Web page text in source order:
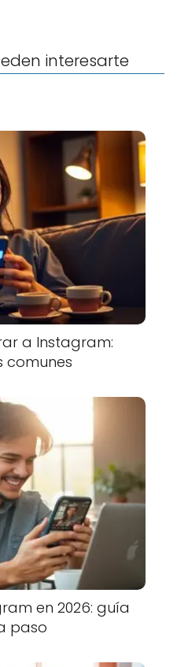
interesarte
a Instagram:
comunes
en 2026: guía
paso